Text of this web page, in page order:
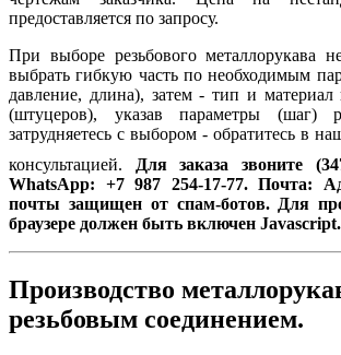
предоставляется по запросу.
При выборе резьбового металлорукава
выбрать гибкую часть по необходимым
давление, длина), затем - тип и материал
(штуцеров), указав параметры (шаг)
затрудняетесь с выбором - обратитесь в
консультацией. Для заказа звоните
WhatsApp: +7 987 254-17-77. Почта:
почты защищен от спам-ботов. Для
браузере должен быть включен Javascript.
Производство
резьбовым соединением.